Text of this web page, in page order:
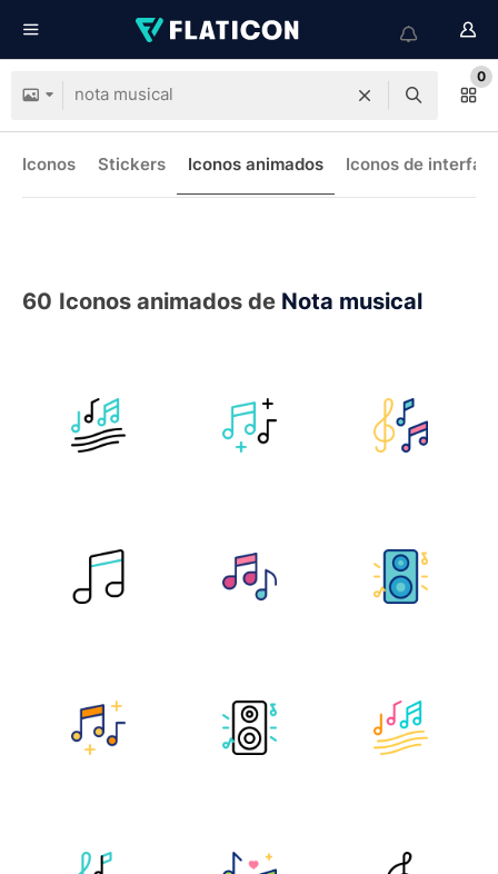
0
Iconos Stickers Iconos animados Iconos de interfaz
60 Iconos animados de Nota musical